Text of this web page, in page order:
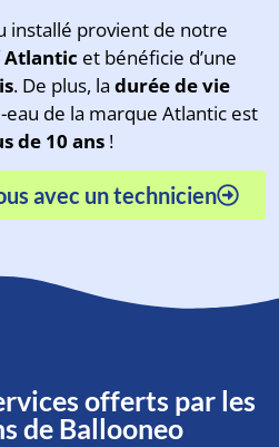
installé provient de notre
Atlantic et bénéficie d’une
. De plus, la durée de vie
eau de la marque Atlantic est
de 10 ans !
avec un technicien
offerts par les
de Ballooneo